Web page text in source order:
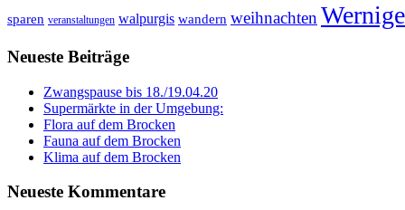
sparen veranstaltungen walpurgis wandern weihnachten
Neueste Beiträge
Zwangspause bis 18./19.04.20
Supermärkte in der Umgebung:
Flora auf dem Brocken
Fauna auf dem Brocken
Klima auf dem Brocken
Neueste Kommentare